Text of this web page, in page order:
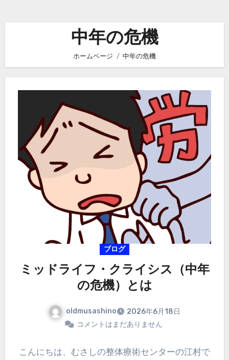
中年の危機
ホームページ 中年の危機
ブログ
ミッドライフ・クライシス（中年
の危機）とは
oldmusashino
2026年6月18日
コメントはまだありません
こんにちは、むさしの整体療術センターの江村で